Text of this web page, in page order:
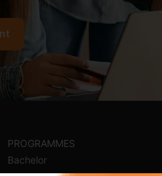
PROGRAMMES
Bachelor